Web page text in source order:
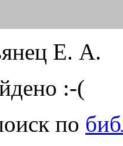
Е. А.
:-(
по